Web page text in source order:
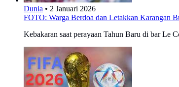
Dunia • 2 Januari 2026
FOTO: Warga Berdoa dan Letakkan Karangan
Kebakaran saat perayaan Tahun Baru di bar Le